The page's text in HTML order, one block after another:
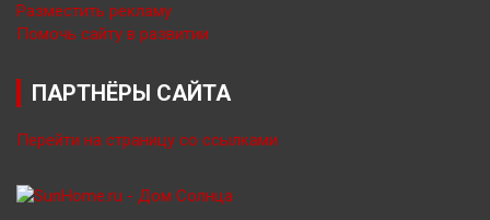
Разместить рекламу
Помочь сайту в развитии
ПАРТНЁРЫ САЙТА
Перейти на страницу со ссылками